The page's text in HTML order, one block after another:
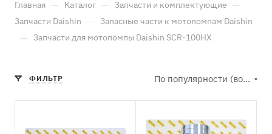
Главная — Каталог — Запчасти и комплектующие —
Запчасти Daishin — Запасные части к мотопомпам Daishin
— Запчасти для мотопомпы Daishin SCR-100HX
ФИЛЬТР По популярности (возрастание)